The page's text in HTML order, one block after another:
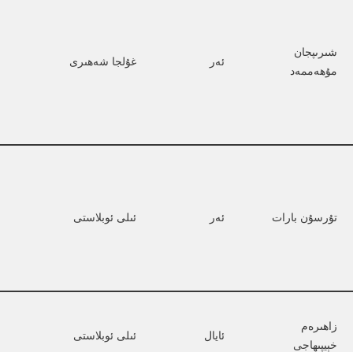
شىرىپجان
مۇھەممەد
ئەر غۇلجا شەھىرى
تۇرسۇن بارات ئەر ئىلى ئوبلاستى
زاھىرەم
خېيپىھاجى
ئايال ئىلى ئوبلاستى